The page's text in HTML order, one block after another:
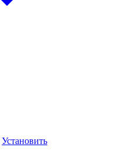
Установить